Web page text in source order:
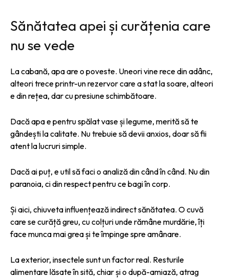
Sănătatea apei și curățenia care
nu se vede
La cabană, apa are o poveste. Uneori vine rece din adânc,
alteori trece printr-un rezervor care a stat la soare, alteori
e din rețea, dar cu presiune schimbătoare.
Dacă apa e pentru spălat vase și legume, merită să te
gândești la calitate. Nu trebuie să devii anxios, doar să fii
atent la lucruri simple.
Dacă ai puț, e util să faci o analiză din când în când. Nu din
paranoia, ci din respect pentru ce bagi în corp.
Și aici, chiuveta influențează indirect sănătatea. O cuvă
care se curăță greu, cu colțuri unde rămâne murdărie, îți
face munca mai grea și te împinge spre amânare.
La exterior, insectele sunt un factor real. Resturile
alimentare lăsate în sită, chiar și o după-amiază, atrag